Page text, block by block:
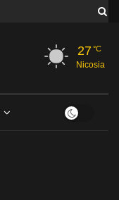
27°C
Nicosia